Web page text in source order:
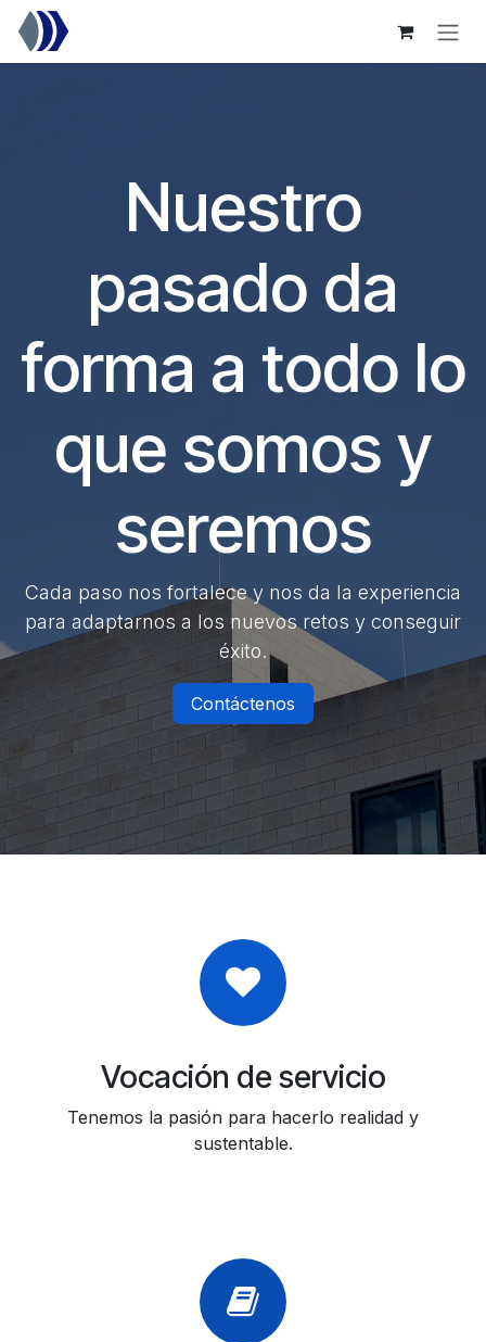
Ir al contenido
Nuestro
pasado da
forma a todo lo
que somos y
seremos
Cada paso nos fortalece y nos da la experiencia
para adaptarnos a los nuevos retos y conseguir
éxito.
Contáctenos
Vocación de servicio
Tenemos la pasión para hacerlo realidad y
sustentable.